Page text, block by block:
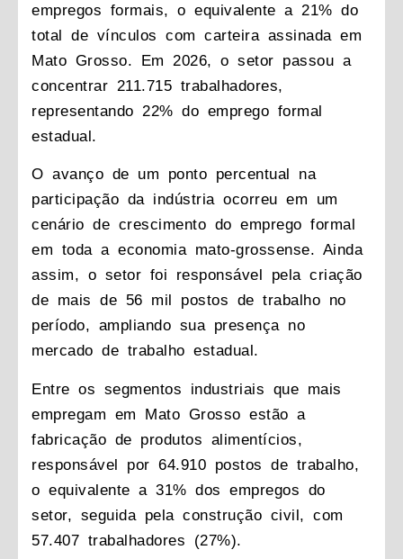
empregos formais, o equivalente a 21% do
total de vínculos com carteira assinada em
Mato Grosso. Em 2026, o setor passou a
concentrar 211.715 trabalhadores,
representando 22% do emprego formal
estadual.
O avanço de um ponto percentual na
participação da indústria ocorreu em um
cenário de crescimento do emprego formal
em toda a economia mato-grossense. Ainda
assim, o setor foi responsável pela criação
de mais de 56 mil postos de trabalho no
período, ampliando sua presença no
mercado de trabalho estadual.
Entre os segmentos industriais que mais
empregam em Mato Grosso estão a
fabricação de produtos alimentícios,
responsável por 64.910 postos de trabalho,
o equivalente a 31% dos empregos do
setor, seguida pela construção civil, com
57.407 trabalhadores (27%).